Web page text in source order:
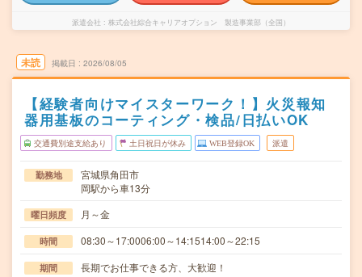
派遣会社 株式会社綜合キャリアオプション 製造事業部（全国）
未読 掲載日 2026/08/05
【経験者向けマイスターワーク！】火災報知
器用基板のコーティング・検品/日払いOK
交通費別途支給あり 土日祝日が休み WEB登録OK 派遣
勤務地
宮城県角田市
岡駅から車13分
曜日頻度 月～金
時間 08:30～17:0006:00～14:1514:00～22:15
期間 長期でお仕事できる方、大歓迎！